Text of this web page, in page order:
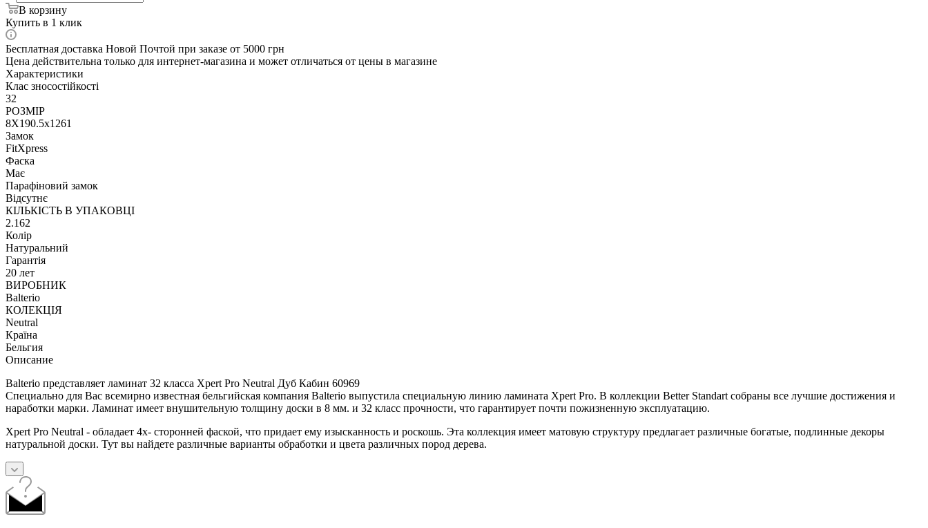
В корзину
Купить в 1 клик
Бесплатная доставка Новой Почтой при заказе от 5000 грн
Цена действительна только для интернет-магазина и может отличаться от цены в магазине
Характеристики
Клас зносостійкості
32
РОЗМІР
8X190.5x1261
Замок
FitXpress
Фаска
Має
Парафіновий замок
Відсутнє
КІЛЬКІСТЬ В УПАКОВЦІ
2.162
Колір
Натуральний
Гарантія
20 лет
ВИРОБНИК
Balterio
КОЛЕКЦІЯ
Neutral
Країна
Бельгия
Описание
Balterio представляет ламинат 32 класса Xpert Pro Neutral Дуб Кабин 60969
Специально для Вас всемирно известная бельгийская компания Balterio выпустила специальную линию ламината Xpert Pro. В коллекции Better Standart собраны все лучшие достижения и
наработки марки. Ламинат имеет внушительную толщину доски в 8 мм. и 32 класс прочности, что гарантирует почти пожизненную эксплуатацию.
Xpert Pro Neutral - обладает 4х- сторонней фаской, что придает ему изысканность и роскошь. Эта коллекция имеет матовую структуру предлагает различные богатые, подлинные декоры
натуральной доски. Тут вы найдете различные варианты обработки и цвета различных пород дерева.